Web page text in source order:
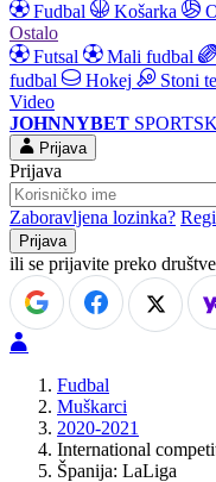
Fudbal
Košarka
Ostalo
Futsal
Mali fudbal
fudbal
Hokej
Stoni
Video
JOHNNYBET
Prijava
Prijava
Zaboravljena lozinka?
ili se prijavite preko
Fudbal
Muškarci
2020-2021
International
Španija: LaLiga